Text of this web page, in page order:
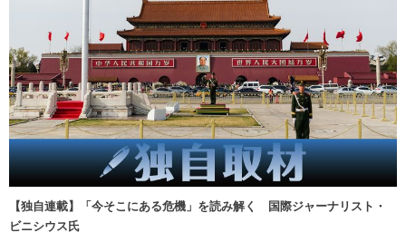
【独自連載】「今そこにある危機」を読み解く 国際ジャーナリスト・
ビニシウス氏